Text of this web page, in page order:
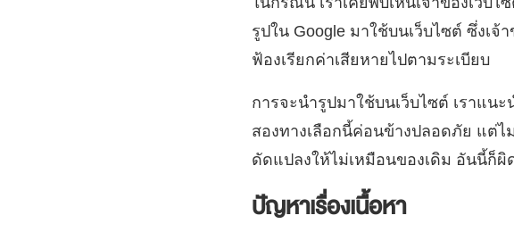
รูปใน Google มาใช้บนเว็บไซต์ ซึ่งเ
ฟ้องเรียกค่าเสียหายไปตามระเบียบ
การจะนำรูปมาใช้บนเว็บไซต์ เราแน
สองทางเลือกนี้ค่อนข้างปลอดภัย แต่ไ
ดัดแปลงให้ไม่เหมือนของเดิม อันนี้ก็ผิ
ปัญหาเรื่องเนื้อหา